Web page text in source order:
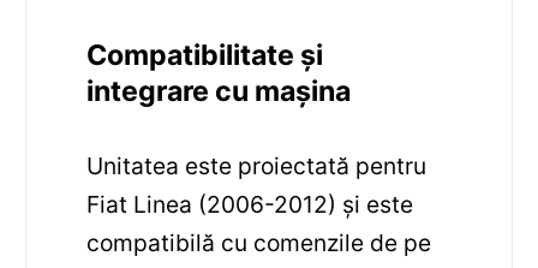
Compatibilitate și
integrare cu mașina
Unitatea este proiectată pentru
Fiat Linea (2006-2012) și este
compatibilă cu comenzile de pe